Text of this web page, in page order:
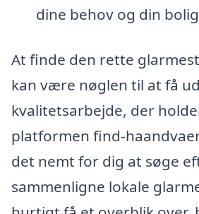
dine behov og din
At finde den rette
kan være nøglen til at få
kvalitetsarbejde, der
platformen find-
det nemt for dig at søge
sammenligne lokale